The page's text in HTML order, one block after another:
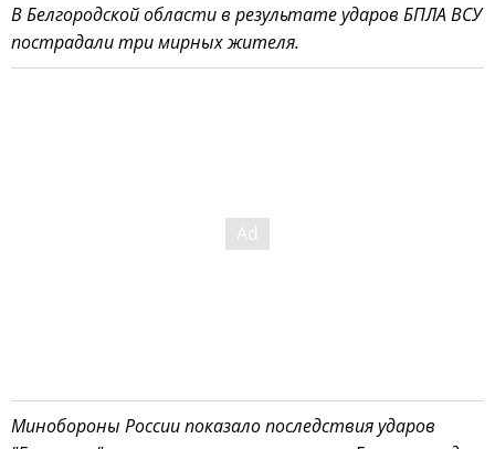
В Белгородской области в результате ударов БПЛА ВСУ
пострадали три мирных жителя.
Минобороны России показало последствия ударов